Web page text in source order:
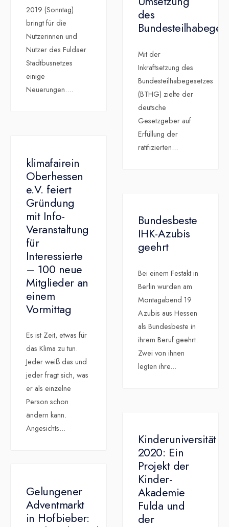
2019 (Sonntag)
bringt für die
Nutzerinnen und
Nutzer des Fuldaer
Stadtbusnetzes
einige
Neuerungen....
des
Mit der
Inkraftsetzung des
Bundesteilhabegesetzes
(BTHG) zielte der
deutsche
Gesetzgeber auf
Erfüllung der
ratifizierten...
klimafairein
Oberhessen
e.V. feiert
Gründung
mit Info-
Veranstaltung
für
Interessierte
– 100 neue
Mitglieder an
einem
Vormittag
Es ist Zeit, etwas für
das Klima zu tun.
Jeder weiß das und
jeder fragt sich, was
er als einzelne
Person schon
ändern kann.
Angesichts...
Bundesbeste
IHK-Azubis
geehrt
Bei einem Festakt in
Berlin wurden am
Montagabend 19
Azubis aus Hessen
als Bundesbeste in
ihrem Beruf geehrt.
Zwei von ihnen
legten ihre...
Kinderuniversität
2020: Ein
Projekt der
Kinder-
Akademie
Fulda und
der
Gelungener
Adventmarkt
in Hofbieber: